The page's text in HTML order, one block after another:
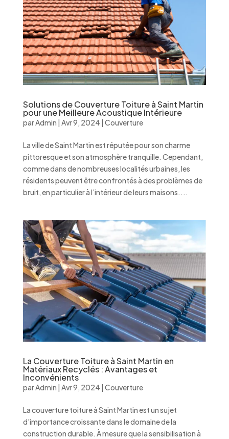
Solutions de Couverture Toiture à Saint Martin
pour une Meilleure Acoustique Intérieure
parAdmin | Avr 9, 2024 | Couverture
La ville de Saint Martin est réputée pour son charme
pittoresque et son atmosphère tranquille. Cependant,
comme dans de nombreuses localités urbaines, les
résidents peuvent être confrontés à des problèmes de
bruit, en particulier à l’intérieur de leurs maisons....
La Couverture Toiture à Saint Martin en
Matériaux Recyclés : Avantages et
Inconvénients
parAdmin Avr 9, 2024 Couverture
La couverture toiture à Saint Martin est un sujet
d’importance croissante dans le domaine de la
construction durable. À mesure que la sensibilisation à